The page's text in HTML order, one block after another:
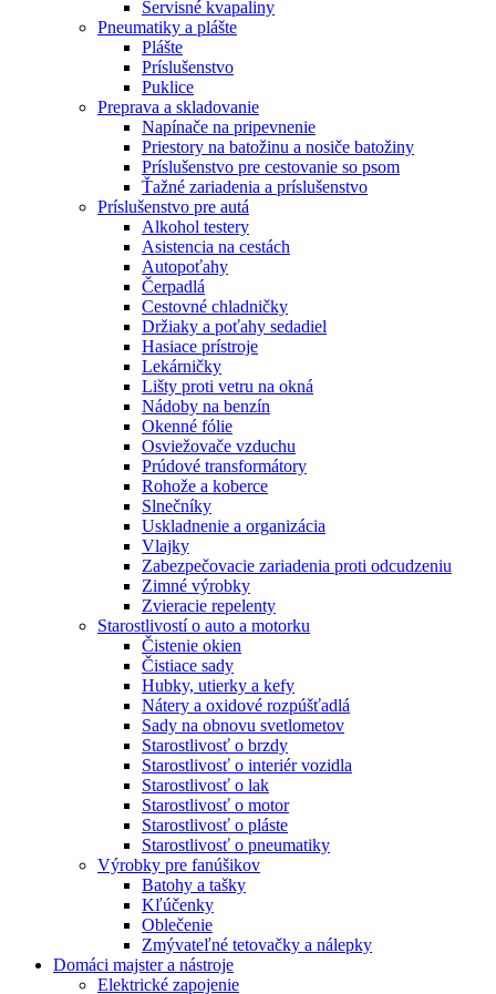
Servisné kvapaliny
Pneumatiky a plášte
Plášte
Príslušenstvo
Puklice
Preprava a skladovanie
Napínače na pripevnenie
Priestory na batožinu a nosiče batožiny
Príslušenstvo pre cestovanie so psom
Ťažné zariadenia a príslušenstvo
Príslušenstvo pre autá
Alkohol testery
Asistencia na cestách
Autopoťahy
Čerpadlá
Cestovné chladničky
Držiaky a poťahy sedadiel
Hasiace prístroje
Lekárničky
Lišty proti vetru na okná
Nádoby na benzín
Okenné fólie
Osviežovače vzduchu
Prúdové transformátory
Rohože a koberce
Slnečníky
Uskladnenie a organizácia
Vlajky
Zabezpečovacie zariadenia proti odcudzeniu
Zimné výrobky
Zvieracie repelenty
Starostlivostí o auto a motorku
Čistenie okien
Čistiace sady
Hubky, utierky a kefy
Nátery a oxidové rozpúšťadlá
Sady na obnovu svetlometov
Starostlivosť o brzdy
Starostlivosť o interiér vozidla
Starostlivosť o lak
Starostlivosť o motor
Starostlivosť o pláste
Starostlivosť o pneumatiky
Výrobky pre fanúšikov
Batohy a tašky
Kľúčenky
Oblečenie
Zmývateľné tetovačky a nálepky
Domáci majster a nástroje
Elektrické zapojenie